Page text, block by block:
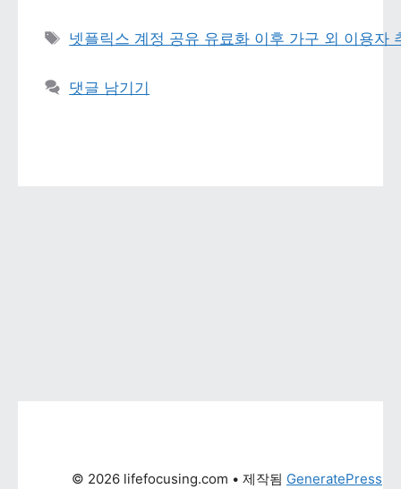
태그
넷플릭스 계정 공유 유료화 이후 가구 외 이용자
댓글 남기기
© 2026 lifefocusing.com • 제작됨 GeneratePress